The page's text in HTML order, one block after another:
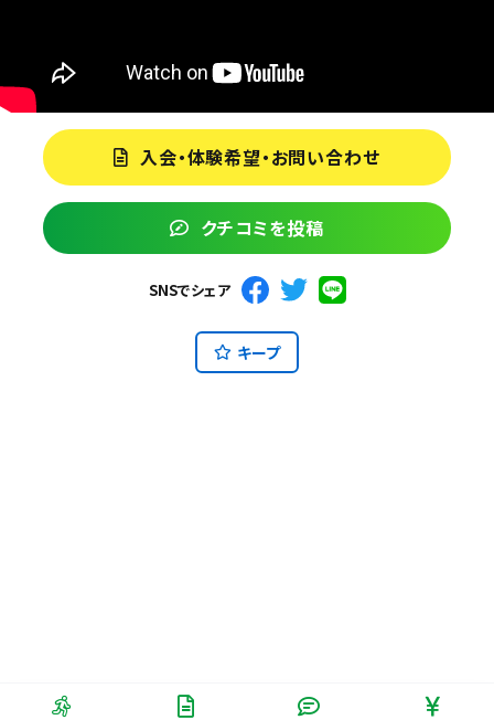
入会・体験希望・お問い合わせ
クチコミを投稿
SNSでシェア
キープ